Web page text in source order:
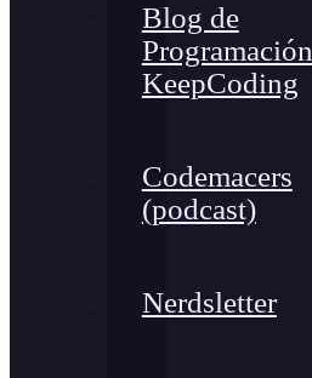
Blog de
Programación
KeepCoding
Codemacers
(podcast)
Nerdsletter